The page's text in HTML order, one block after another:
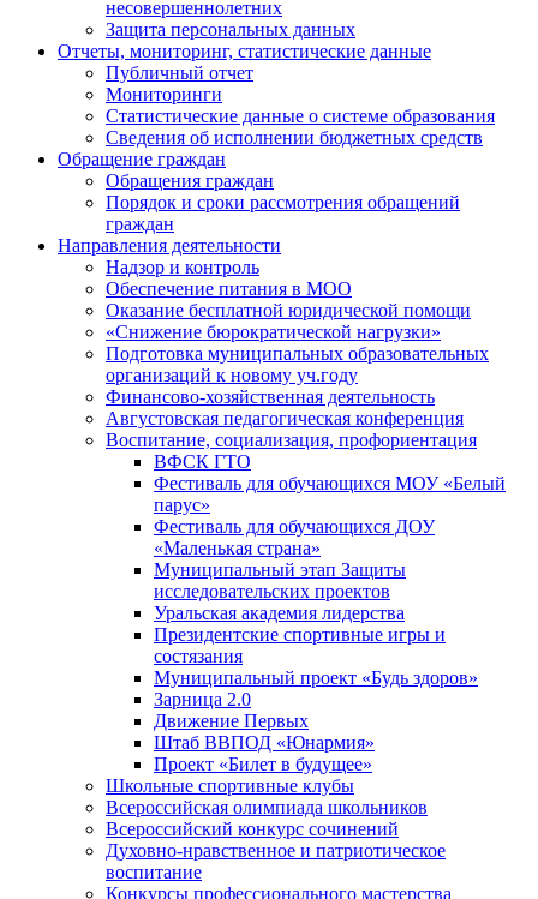
несовершеннолетних
Защита персональных данных
Отчеты, мониторинг, статистические данные
Публичный отчет
Мониторинги
Статистические данные о системе образования
Сведения об исполнении бюджетных средств
Обращение граждан
Обращения граждан
Порядок и сроки рассмотрения обращений
граждан
Направления деятельности
Надзор и контроль
Обеспечение питания в МОО
Оказание бесплатной юридической помощи
«Снижение бюрократической нагрузки»
Подготовка муниципальных образовательных
организаций к новому уч.году
Финансово-хозяйственная деятельность
Августовская педагогическая конференция
Воспитание, социализация, профориентация
ВФСК ГТО
Фестиваль для обучающихся МОУ «Белый
парус»
Фестиваль для обучающихся ДОУ
«Маленькая страна»
Муниципальный этап Защиты
исследовательских проектов
Уральская академия лидерства
Президентские спортивные игры и
состязания
Муниципальный проект «Будь здоров»
Зарница 2.0
Движение Первых
Штаб ВВПОД «Юнармия»
Проект «Билет в будущее»
Школьные спортивные клубы
Всероссийская олимпиада школьников
Всероссийский конкурс сочинений
Духовно-нравственное и патриотическое
воспитание
Конкурсы профессионального мастерства